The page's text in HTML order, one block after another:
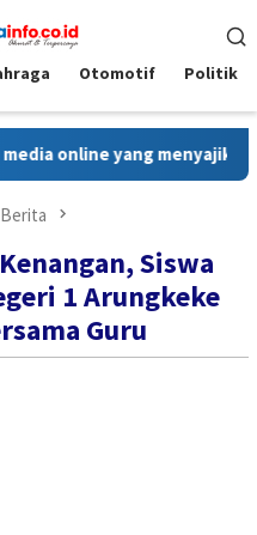
Otomotif Politik
yang menyajikan berita
Berita
Siswa
1 Arungkeke
Guru